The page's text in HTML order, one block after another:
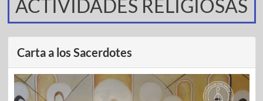
ACTIVIDADES RELIGIOSAS
Carta a los Sacerdotes